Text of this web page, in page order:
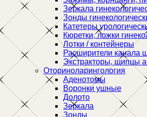
Зеркала
Зонды
Катетеры
Кюретки, ложки
Лотки / контейнеры
Расширители канала
Экстракторы, щипцы
Оториноларингология
Аденотомы
Воронки ушные
Долото
Зеркала
Зонды